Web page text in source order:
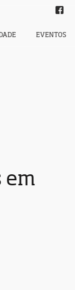
em
EVENTOS